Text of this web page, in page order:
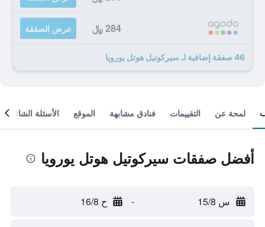
284 ﷼ عرض الصفقة
46 صفقة إضافية لـ سيركوتيل هوتل يورويا
لمحة عن التقييمات فنادق مشابهة الموقع الأسئلة الشائعة
أفضل صفقات سيركوتيل هوتل يورويا
س 15/8 - ح 16/8